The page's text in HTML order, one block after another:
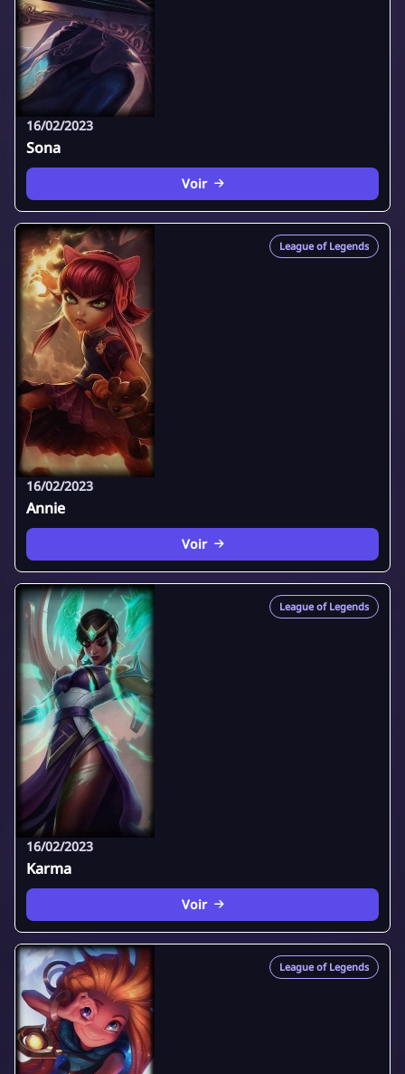
16/02/2023
Sona
Voir
League of Legends
16/02/2023
Annie
Voir
League of Legends
16/02/2023
Karma
Voir
League of Legends